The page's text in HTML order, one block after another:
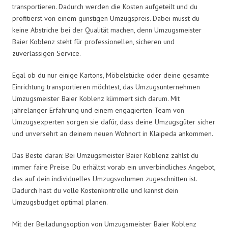
transportieren. Dadurch werden die Kosten aufgeteilt und du
profitierst von einem günstigen Umzugspreis. Dabei musst du
keine Abstriche bei der Qualität machen, denn Umzugsmeister
Baier Koblenz steht für professionellen, sicheren und
zuverlässigen Service.
Egal ob du nur einige Kartons, Möbelstücke oder deine gesamte
Einrichtung transportieren möchtest, das Umzugsunternehmen
Umzugsmeister Baier Koblenz kümmert sich darum. Mit
jahrelanger Erfahrung und einem engagierten Team von
Umzugsexperten sorgen sie dafür, dass deine Umzugsgüter sicher
und unversehrt an deinem neuen Wohnort in Klaipeda ankommen.
Das Beste daran: Bei Umzugsmeister Baier Koblenz zahlst du
immer faire Preise. Du erhältst vorab ein unverbindliches Angebot,
das auf dein individuelles Umzugsvolumen zugeschnitten ist.
Dadurch hast du volle Kostenkontrolle und kannst dein
Umzugsbudget optimal planen.
Mit der Beiladungsoption von Umzugsmeister Baier Koblenz